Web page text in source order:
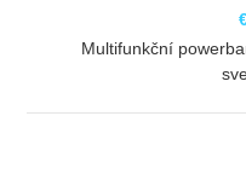
Multifunkční